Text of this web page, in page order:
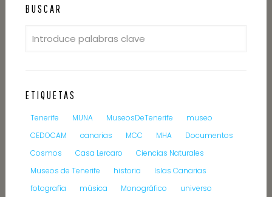
BUSCAR
ETIQUETAS
Tenerife MUNA MuseosDeTenerife
museo
CEDOCAM
canarias MCC MHA
Documentos
Cosmos
Casa Lercaro
Ciencias Naturales
Museos de Tenerife
historia
Islas Canarias
fotografía
música Monográfico
universo